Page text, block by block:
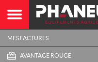
MES FACTURES
AVANTAGE ROUGE